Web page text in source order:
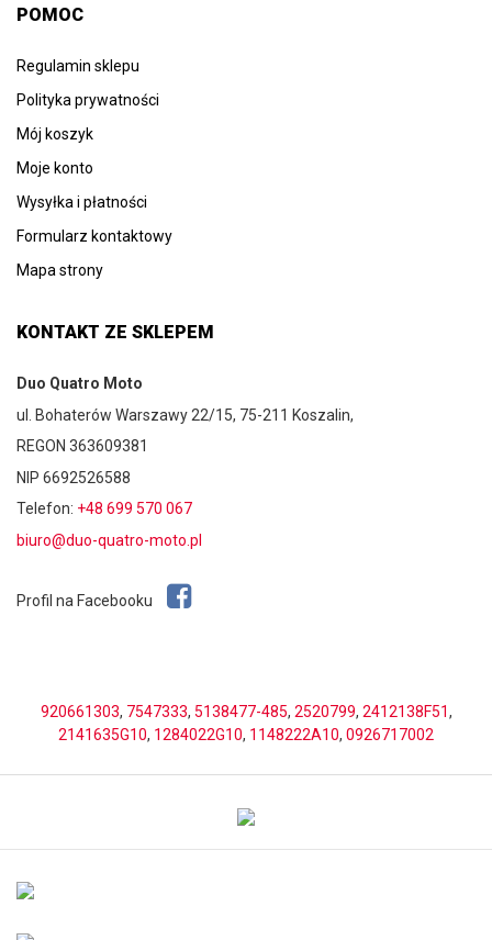
POMOC
Regulamin sklepu
Polityka prywatności
Mój koszyk
Moje konto
Wysyłka i płatności
Formularz kontaktowy
Mapa strony
KONTAKT ZE SKLEPEM
Duo Quatro Moto
ul. Bohaterów Warszawy 22/15, 75-211 Koszalin,
REGON 363609381
NIP 6692526588
Telefon: +48 699 570 067
biuro@duo-quatro-moto.pl
Profil na Facebooku
920661303, 7547333, 5138477-485, 2520799, 2412138F51,
2141635G10, 1284022G10, 1148222A10, 0926717002